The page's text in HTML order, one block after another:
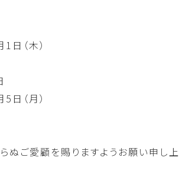
日（木）
日（月）
ぬご愛顧を賜りますようお願い申し上